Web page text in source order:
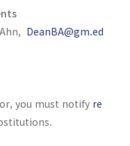
DeanBA@gm.ed
you must notify re